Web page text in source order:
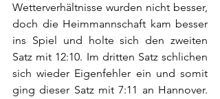
Wetterverhältnisse wurden nicht besser,
doch die Heimmannschaft kam besser
ins Spiel und holte sich den zweiten
Satz mit 12:10. Im dritten Satz schlichen
sich wieder Eigenfehler ein und somit
ging dieser Satz mit 7:11 an Hannover.